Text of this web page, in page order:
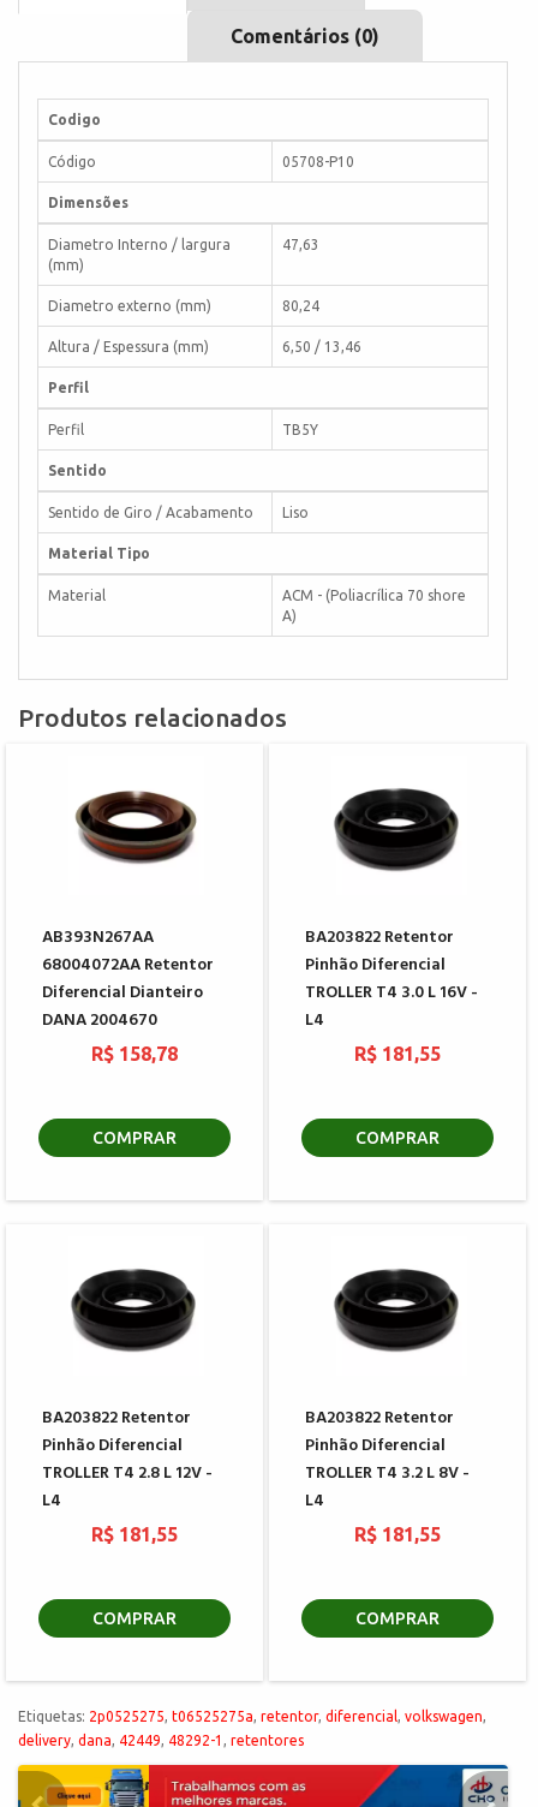
Comentários (0)
Codigo
Código 05708-P10
Dimensões
Diametro Interno / largura
(mm)
47,63
Diametro externo (mm) 80,24
Altura / Espessura (mm) 6,50 / 13,46
Perfil
Perfil TB5Y
Sentido
Sentido de Giro / Acabamento Liso
Material Tipo
Material
ACM - (Poliacrílica 70 shore
A)
Produtos relacionados
AB393N267AA
68004072AA Retentor
Diferencial Dianteiro
DANA 2004670
R$ 158,78
COMPRAR
BA203822 Retentor
Pinhão Diferencial
TROLLER T4 3.0 L 16V -
L4
R$ 181,55
COMPRAR
BA203822 Retentor
Pinhão Diferencial
TROLLER T4 2.8 L 12V -
L4
R$ 181,55
COMPRAR
BA203822 Retentor
Pinhão Diferencial
TROLLER T4 3.2 L 8V -
L4
R$ 181,55
COMPRAR
Etiquetas: 2p0525275, t06525275a, retentor, diferencial, volkswagen,
delivery, dana, 42449, 48292-1 , retentores